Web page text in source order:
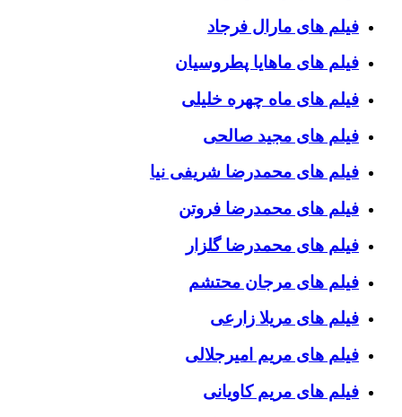
فیلم های مارال فرجاد
فیلم های ماهایا پطروسیان
فیلم های ماه چهره خلیلی
فیلم های مجید صالحی
فیلم های محمدرضا شریفی نیا
فیلم های محمدرضا فروتن
فیلم های محمدرضا گلزار
فیلم های مرجان محتشم
فیلم های مریلا زارعی
فیلم های مریم امیرجلالی
فیلم های مریم کاویانی